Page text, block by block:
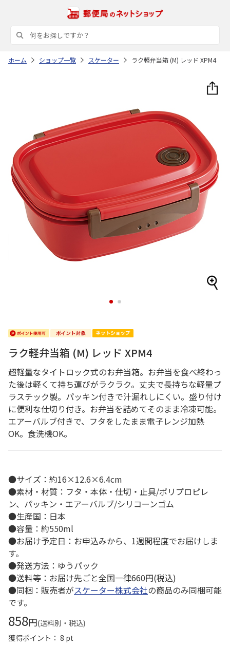
ホーム ショップ一覧 スケーター ラク軽弁当箱 (M) レッド XPM4
1 2
ラク軽弁当箱 (M) レッド XPM4
超軽量なタイトロック式のお弁当箱。お弁当を食べ終わっ
た後は軽くて持ち運びがラクラク。丈夫で長持ちな軽量プ
ラスチック製。パッキン付きで汁漏れしにくい。盛り付け
に便利な仕切り付き。お弁当を詰めてそのまま冷凍可能。
エアーバルブ付きで、フタをしたまま電子レンジ加熱
OK。食洗機OK。
●サイズ：約16×12.6×6.4cm
●素材・材質：フタ・本体・仕切・止具/ポリプロピレ
ン、パッキン・エアーバルブ/シリコーンゴム
●生産国：日本
●容量：約550ml
●お届け予定日：お申込みから、1週間程度でお届けしま
す。
●発送方法：ゆうパック
●送料等：お届け先ごと全国一律660円(税込)
●同梱：販売者がスケーター株式会社の商品のみ同梱可能
です。
858円(送料別・税込)
獲得ポイント： 8 pt